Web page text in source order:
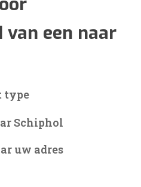
van een naar
type
Schiphol
uw adres